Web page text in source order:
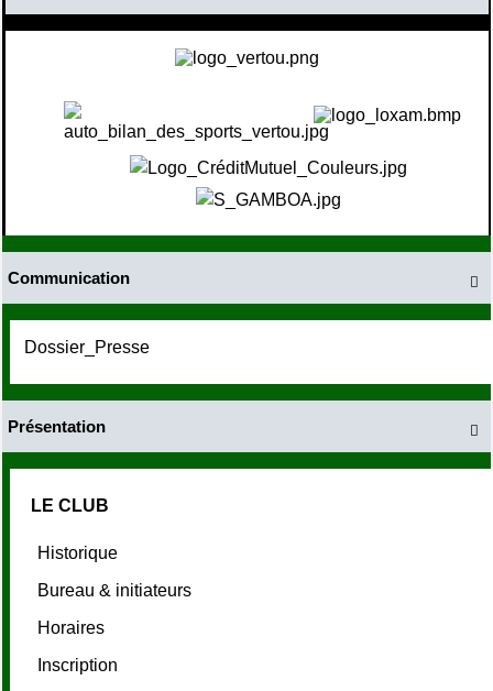

Communication
Dossier_Presse

Présentation
LE CLUB
Historique
Bureau & initiateurs
Horaires
Inscription